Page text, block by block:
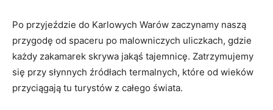
Po ​przyjeździe do Karlowych⁣ Warów zaczynamy⁢ naszą ​
przygodę ⁢od‍ spaceru ‍po malowniczych uliczkach, gdzie
każdy zakamarek skrywa jakąś tajemnicę. ‌Zatrzymujemy
się przy słynnych źródłach termalnych, które od⁢ wieków
przyciągają tu turystów​ z⁣ całego świata.